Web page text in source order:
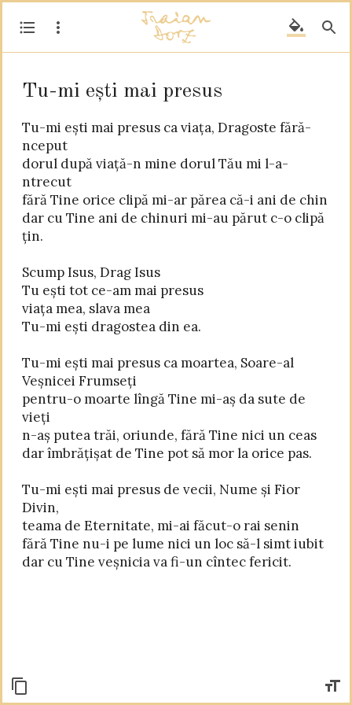
Tu-mi ești mai presus
Tu-mi ești mai presus ca viața, Dragoste fără-
nceput
dorul după viață-n mine dorul Tău mi l-a-
ntrecut
fără Tine orice clipă mi-ar părea că-i ani de chin
dar cu Tine ani de chinuri mi-au părut c-o clipă
țin.
Scump Isus, Drag Isus
Tu ești tot ce-am mai presus
viața mea, slava mea
Tu-mi ești dragostea din ea.
Tu-mi ești mai presus ca moartea, Soare-al
Veșnicei Frumseți
pentru-o moarte lîngă Tine mi-aș da sute de
vieți
n-aș putea trăi, oriunde, fără Tine nici un ceas
dar îmbrățișat de Tine pot să mor la orice pas.
Tu-mi ești mai presus de vecii, Nume și Fior
Divin,
teama de Eternitate, mi-ai făcut-o rai senin
fără Tine nu-i pe lume nici un loc să-l simt iubit